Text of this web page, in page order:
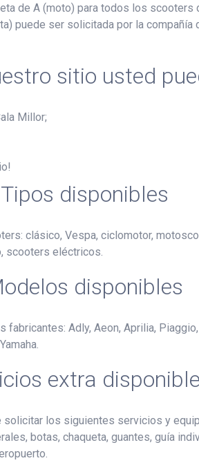
de A (moto) para todos los
puede ser solicitada por la
sitio usted
Millor;
Tipos disponibles
clásico, Vespa, ciclomotor,
scooters eléctricos.
disponibles
Adly, Aeon, Aprilia, Piaggio,
extra
solicitar los siguientes servicios y
botas, chaqueta, guantes, guía